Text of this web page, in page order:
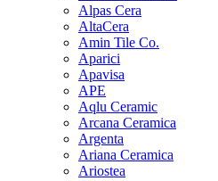
Alpas Cera
AltaCera
Amin Tile Co.
Aparici
Apavisa
APE
Aqlu Ceramic
Arcana Ceramica
Argenta
Ariana Ceramica
Ariostea